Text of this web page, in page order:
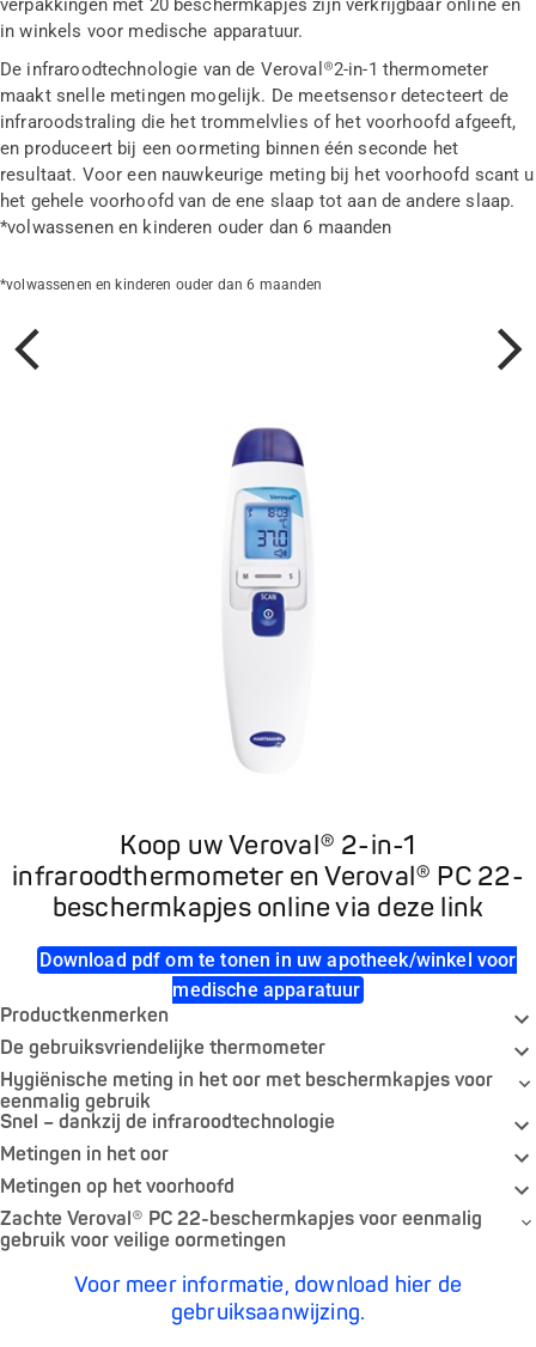
verpakkingen met 20 beschermkapjes zijn verkrijgbaar online en
in winkels voor medische apparatuur.
De infraroodtechnologie van de Veroval®2-in-1 thermometer
maakt snelle metingen mogelijk. De meetsensor detecteert de
infraroodstraling die het trommelvlies of het voorhoofd afgeeft,
en produceert bij een oormeting binnen één seconde het
resultaat. Voor een nauwkeurige meting bij het voorhoofd scant u
het gehele voorhoofd van de ene slaap tot aan de andere slaap.
*volwassenen en kinderen ouder dan 6 maanden
*volwassenen en kinderen ouder dan 6 maanden
Vorige
Koop uw Veroval® 2-in-1
infraroodthermometer en Veroval® PC 22-
beschermkapjes online via deze link
Download pdf om te tonen in uw apotheek/winkel voor
medische apparatuur
Productkenmerken
De gebruiksvriendelijke thermometer
Hygiënische meting in het oor met beschermkapjes voor
eenmalig gebruik
Snel – dankzij de infraroodtechnologie
Metingen in het oor
Metingen op het voorhoofd
Zachte Veroval® PC 22-beschermkapjes voor eenmalig
gebruik voor veilige oormetingen
Voor meer informatie, download hier de
gebruiksaanwijzing.